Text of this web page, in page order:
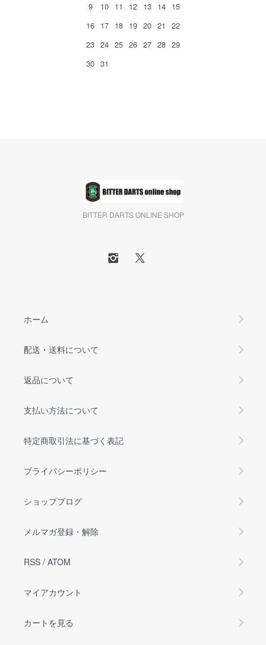
9
10 11 12 13 14 15
16 17 18 19 20 21
22
23 24 25 26 27 28 29
30 31
BITTER DARTS ONLINE SHOP
ホーム
配送・送料について
返品について
支払い方法について
特定商取引法に基づく表記
プライバシーポリシー
ショップブログ
メルマガ登録・解除
RSS / ATOM
マイアカウント
カートを見る